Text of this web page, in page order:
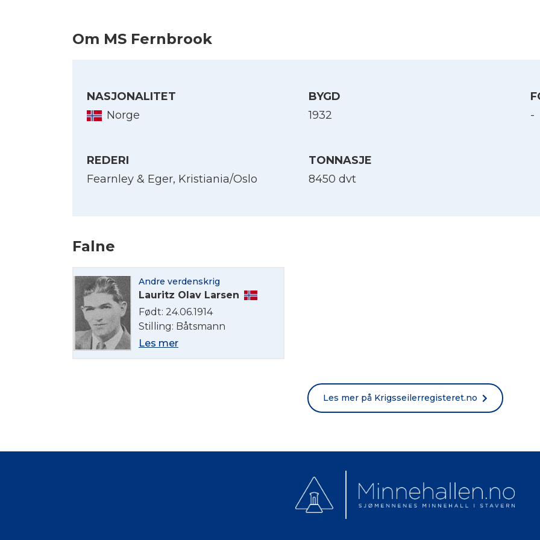
Om MS Fernbrook
NASJONALITET
Norge
BYGD
1932
-
REDERI
Fearnley & Eger, Kristiania/Oslo
TONNASJE
8450 dvt
Falne
Andre verdenskrig
Lauritz Olav Larsen
Født: 24.06.1914
Stilling: Båtsmann
Les mer
Les mer på Krigsseilerregisteret.no